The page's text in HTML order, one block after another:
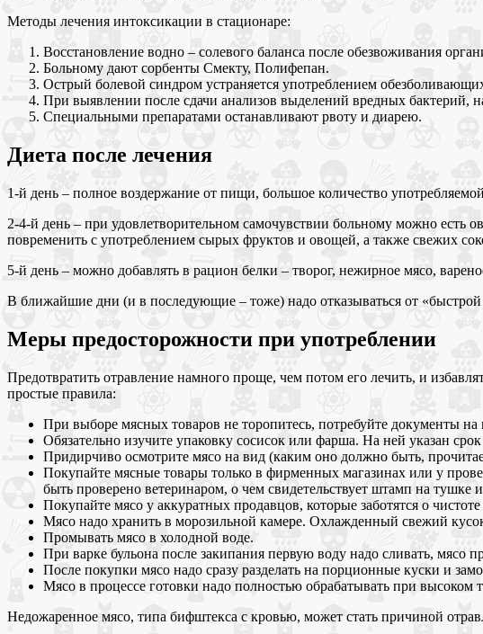
Методы лечения интоксикации в стационаре:
Восстановление водно – солевого баланса после обезвоживания
Больному дают сорбенты Смекту, Полифепан.
Острый болевой синдром устраняется употреблением
При выявлении после сдачи анализов выделений вредных бактерий,
Специальными препаратами останавливают рвоту и диарею.
Диета после лечения
1-й день – полное воздержание от пищи, большое количество
2-4-й день – при удовлетворительном самочувствии больному можно
повременить с употреблением сырых фруктов и овощей, а также свежих
5-й день – можно добавлять в рацион белки – творог, нежирное мясо,
В ближайшие дни (и в последующие – тоже) надо отказываться от
Меры предосторожности при употреблении
Предотвратить отравление намного проще, чем потом его лечить, и
простые правила:
При выборе мясных товаров не торопитесь, потребуйте документы
Обязательно изучите упаковку сосисок или фарша. На ней указан
Придирчиво осмотрите мясо на вид (каким оно должно быть,
Покупайте мясные товары только в фирменных магазинах или у
быть проверено ветеринаром, о чем свидетельствует штамп на тушке
Покупайте мясо у аккуратных продавцов, которые заботятся о
Мясо надо хранить в морозильной камере. Охлажденный свежий
Промывать мясо в холодной воде.
При варке бульона после закипания первую воду надо сливать, мясо
После покупки мясо надо сразу разделать на порционные куски и
Мясо в процессе готовки надо полностью обрабатывать при
Недожаренное мясо, типа бифштекса с кровью, может стать причиной